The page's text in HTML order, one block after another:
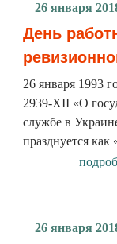
26 января
День
26 января 1993
2939-XII «О
службе в
празднуется как
26 января